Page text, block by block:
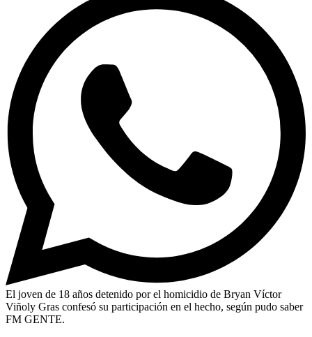
El joven de 18 años detenido por el homicidio de Bryan Víctor
Viñoly Gras confesó su participación en el hecho, según pudo saber
FM GENTE.